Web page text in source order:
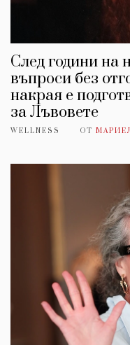
След години на
въпроси без
накрая е
за Лъвовете
WELLNESS ОТ